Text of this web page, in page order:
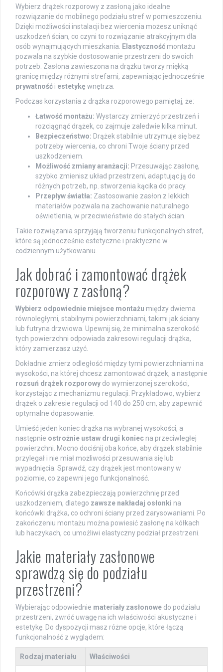
Wybierz drążek rozporowy z zasłoną jako idealne
rozwiązanie do mobilnego podziału stref w pomieszczeniu.
Dzięki możliwości instalacji bez wiercenia możesz uniknąć
uszkodzeń ścian, co czyni to rozwiązanie atrakcyjnym dla
osób wynajmujących mieszkania.
Elastyczność montażu
pozwala na szybkie dostosowanie przestrzeni do swoich
potrzeb. Zasłona zawieszona na drążku tworzy miękką
granicę między różnymi strefami, zapewniając jednocześnie
prywatność i estetykę wnętrza.
Podczas korzystania z drążka rozporowego pamiętaj, że:
Łatwość montażu: Wystarczy zmierzyć przestrzeń i
rozciągnąć drążek, co zajmuje zaledwie kilka minut.
Bezpieczeństwo: Drążek stabilnie utrzymuje się bez
potrzeby wiercenia, co chroni Twoje ściany przed
uszkodzeniem.
Możliwość zmiany aranżacji: Przesuwając zasłonę,
szybko zmienisz układ przestrzeni, adaptując ją do
różnych potrzeb, np. stworzenia kącika do pracy.
Przepływ światła: Zastosowanie zasłon z lekkich
materiałów pozwala na zachowanie naturalnego
oświetlenia, w przeciwieństwie do stałych ścian.
Takie rozwiązania sprzyjają tworzeniu funkcjonalnych stref,
które są jednocześnie estetyczne i praktyczne w
codziennym użytkowaniu.
Jak dobrać i zamontować drążek
rozporowy z zasłoną?
Wybierz odpowiednie miejsce montażu między dwiema
równoległymi, stabilnymi powierzchniami, takimi jak ściany
lub futryna drzwiowa. Upewnij się, że minimalna szerokość
tych powierzchni odpowiada zakresowi regulacji drążka,
który zamierzasz użyć.
Dokładnie zmierz odległość między tymi powierzchniami na
wysokości, na której chcesz zamontować drążek, a następnie
rozsuń drążek rozporowy do wymierzonej szerokości,
korzystając z mechanizmu regulacji. Przykładowo, wybierz
drążek o zakresie regulacji od 140 do 250 cm, aby zapewnić
optymalne dopasowanie.
Umieść jeden koniec drążka na wybranej wysokości, a
następnie ostrożnie ustaw drugi koniec na przeciwległej
powierzchni. Mocno dociśnij oba końce, aby drążek stabilnie
przylegał i nie miał możliwości przesuwania się lub
wypadnięcia. Sprawdź, czy drążek jest montowany w
poziomie, co zapewni jego funkcjonalność.
Końcówki drążka zabezpieczają powierzchnię przed
uszkodzeniem, dlatego zawsze nakładaj osłonki na
końcówki drążka, co ochroni ściany przed zarysowaniami. Po
zakończeniu montażu można powiesić zasłonę na kółkach
lub haczykach, co umożliwi elastyczny podział przestrzeni.
Jakie materiały zasłonowe
sprawdzą się do podziału
przestrzeni?
Wybierając odpowiednie materiały zasłonowe do podziału
przestrzeni, zwróć uwagę na ich właściwości akustyczne i
estetykę. Do dyspozycji masz różne opcje, które łączą
funkcjonalność z wyglądem:
Rodzaj materiału Właściwości